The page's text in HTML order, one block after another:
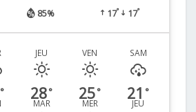
85% 17° 17°
°
JEU
28°
VEN
25°
SAM
21 °
MAR MER JEU